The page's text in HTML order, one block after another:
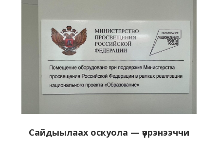
Сайдыылаах оскуола — үөрэнээччи